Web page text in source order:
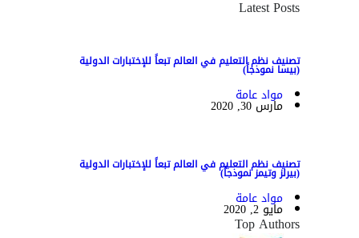
Latest Posts
تصنيف نظم التعليم في العالم تبعاً للإختبارات الدولية
(بيسا نموذجاً)
مواد عامة
مارس 30, 2020
تصنيف نظم التعليم في العالم تبعاً للإختبارات الدولية
(بيرلز وتيمز نموذجاً)
مواد عامة
مايو 2, 2020
Top Authors